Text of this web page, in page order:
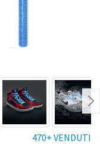
470+ VENDUTI